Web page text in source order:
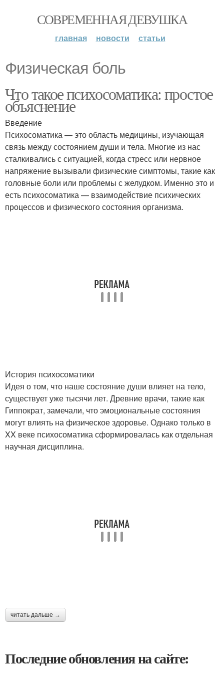
СОВРЕМЕННАЯ ДЕВУШКА
главная новости статьи
Физическая боль
Что такое психосоматика: простое
объяснение
Введение
Психосоматика — это область медицины, изучающая
связь между состоянием души и тела. Многие из нас
сталкивались с ситуацией, когда стресс или нервное
напряжение вызывали физические симптомы, такие как
головные боли или проблемы с желудком. Именно это и
есть психосоматика — взаимодействие психических
процессов и физического состояния организма.
История психосоматики
Идея о том, что наше состояние души влияет на тело,
существует уже тысячи лет. Древние врачи, такие как
Гиппократ, замечали, что эмоциональные состояния
могут влиять на физическое здоровье. Однако только в
XX веке психосоматика сформировалась как отдельная
научная дисциплина.
читать дальше →
Последние обновления на сайте: